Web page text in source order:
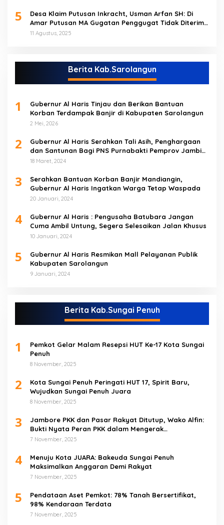
5
Desa Klaim Putusan Inkracht, Usman Arfan SH: Di
Amar Putusan MA Gugatan Penggugat Tidak Diterima
(NO)
11 Agustus, 2025
Berita Kab.Sarolangun
1
Gubernur Al Haris Tinjau dan Berikan Bantuan
Korban Terdampak Banjir di Kabupaten Sarolangun
2 Mei, 2026
2
Gubernur Al Haris Serahkan Tali Asih, Penghargaan
dan Santunan Bagi PNS Purnabakti Pemprov Jambi
Yang Berada di Sarolangun
18 Maret, 2024
3
Serahkan Bantuan Korban Banjir Mandiangin,
Gubernur Al Haris Ingatkan Warga Tetap Waspada
20 Januari, 2024
4
Gubernur Al Haris : Pengusaha Batubara Jangan
Cuma Ambil Untung, Segera Selesaikan Jalan Khusus
10 Januari, 2024
5
Gubernur Al Haris Resmikan Mall Pelayanan Publik
Kabupaten Sarolangun
9 Januari, 2024
Berita Kab.Sungai Penuh
1
Pemkot Gelar Malam Resepsi HUT Ke-17 Kota Sungai
Penuh
8 November, 2025
2
Kota Sungai Penuh Peringati HUT 17, Spirit Baru,
Wujudkan Sungai Penuh Juara
8 November, 2025
3
Jambore PKK dan Pasar Rakyat Ditutup, Wako Alfin:
Bukti Nyata Peran PKK dalam Mengerak
Perekonomian Masyarakat
7 November, 2025
4
Menuju Kota JUARA: Bakeuda Sungai Penuh
Maksimalkan Anggaran Demi Rakyat
7 November, 2025
5
Pendataan Aset Pemkot: 78% Tanah Bersertifikat,
98% Kendaraan Terdata
7 November, 2025